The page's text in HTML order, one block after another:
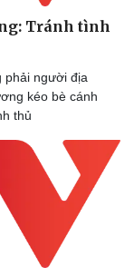
Tránh tình
phải người địa
kéo bè cánh
thủ